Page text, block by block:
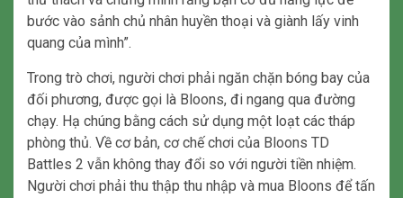
bước vào sảnh chủ nhân huyền thoại và giành lấy vinh
quang của mình”.
Trong trò chơi, người chơi phải ngăn chặn bóng bay của
đối phương, được gọi là Bloons, đi ngang qua đường
chạy. Hạ chúng bằng cách sử dụng một loạt các tháp
phòng thủ. Về cơ bản, cơ chế chơi của Bloons TD
Battles 2 vẫn không thay đổi so với người tiền nhiệm.
Người chơi phải thu thập thu nhập và mua Bloons để tấn